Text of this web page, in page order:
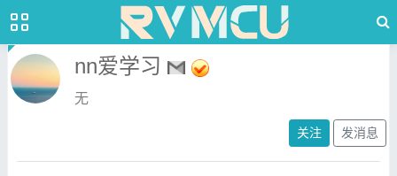
nn爱学习
无
关注 发消息